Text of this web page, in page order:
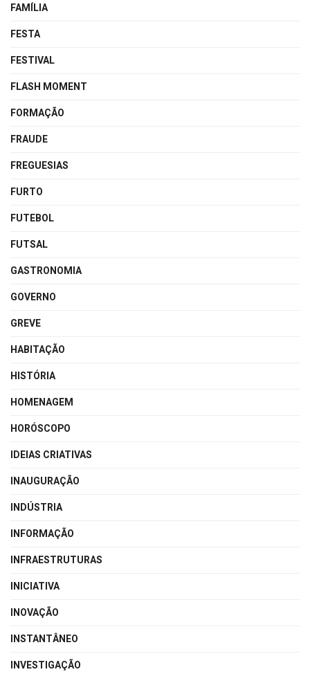
FAMÍLIA
FESTA
FESTIVAL
FLASH MOMENT
FORMAÇÃO
FRAUDE
FREGUESIAS
FURTO
FUTEBOL
FUTSAL
GASTRONOMIA
GOVERNO
GREVE
HABITAÇÃO
HISTÓRIA
HOMENAGEM
HORÓSCOPO
IDEIAS CRIATIVAS
INAUGURAÇÃO
INDÚSTRIA
INFORMAÇÃO
INFRAESTRUTURAS
INICIATIVA
INOVAÇÃO
INSTANTÂNEO
INVESTIGAÇÃO